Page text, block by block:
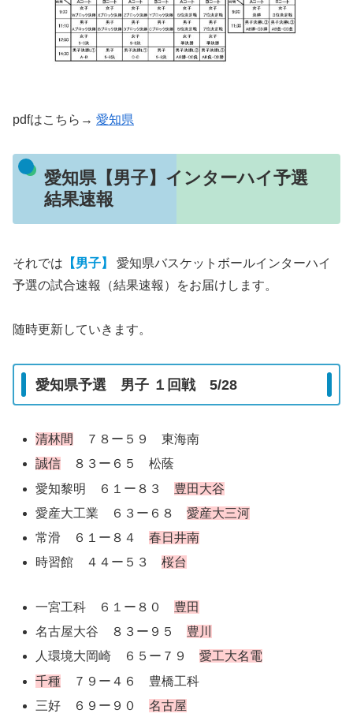
pdfはこちら→ 愛知県
愛知県【男子】インターハイ予選
結果速報
それでは 【男子】 愛知県バスケットボールインターハイ
予選の試合速報（結果速報）をお届けします。
随時更新していきます。
愛知県予選 男子 １回戦 5/28
清林間
７８ー５９ 東海南
誠信 ８３ー６５ 松蔭
愛知黎明 ６１ー８３ 豊田大谷
愛産大工業 ６３ー６８愛産大三河
常滑 ６１ー８４春日井南
時習館 ４４ー５３桜台
一宮工科 ６１ー８０ 豊田
名古屋大谷 ８３ー９５ 豊川
人環境大岡崎 ６５ー７９愛工大名電
千種 ７９ー４６ 豊橋工科
三好 ６９ー９０名古屋